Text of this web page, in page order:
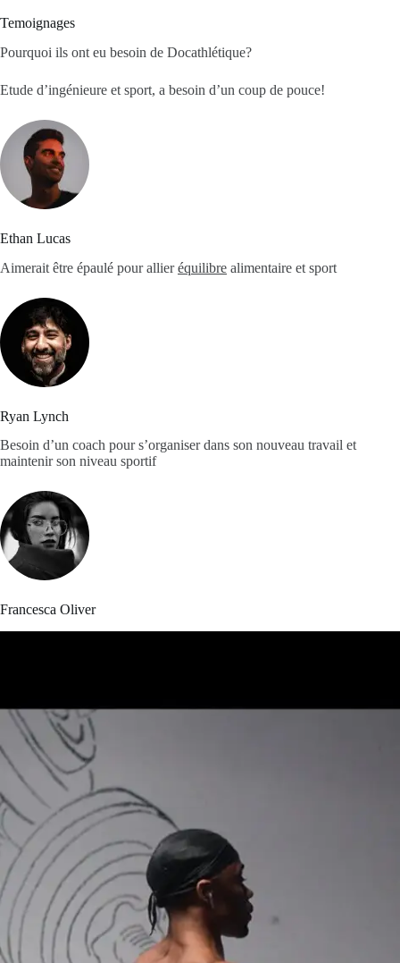
Temoignages
Pourquoi ils ont eu besoin de Docathlétique?
Etude d’ingénieure et sport, a besoin d’un coup de pouce!
Ethan Lucas
Aimerait être épaulé pour allieréquilibre alimentaire et sport
Ryan Lynch
Besoin d’un coach pour s’organiser dans son nouveau travail et
maintenir son niveau sportif
Francesca Oliver